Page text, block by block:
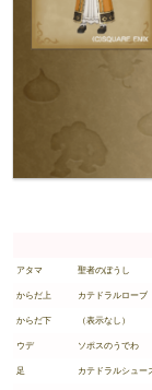
アタマ 聖者のぼうし
からだ上 カテドラルローブ
からだ下 （表示なし）
ウデ ソポスのうでわ
足 カテドラルシュー